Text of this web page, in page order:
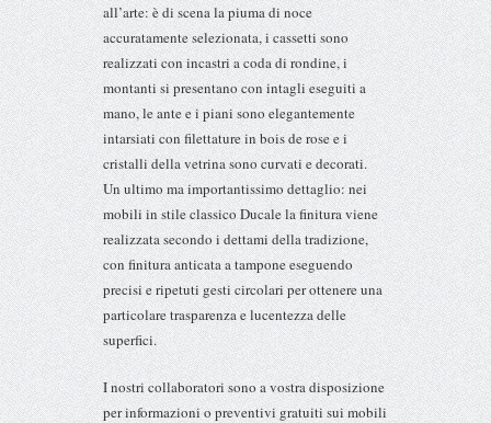
all’arte: è di scena la piuma di noce
accuratamente selezionata, i cassetti sono
realizzati con incastri a coda di rondine, i
montanti si presentano con intagli eseguiti a
mano, le ante e i piani sono elegantemente
intarsiati con filettature in bois de rose e i
cristalli della vetrina sono curvati e decorati.
Un ultimo ma importantissimo dettaglio: nei
mobili in stile classico Ducale la finitura viene
realizzata secondo i dettami della tradizione,
con finitura anticata a tampone eseguendo
precisi e ripetuti gesti circolari per ottenere una
particolare trasparenza e lucentezza delle
superfici.
I nostri collaboratori sono a vostra disposizione
per informazioni o preventivi gratuiti sui mobili